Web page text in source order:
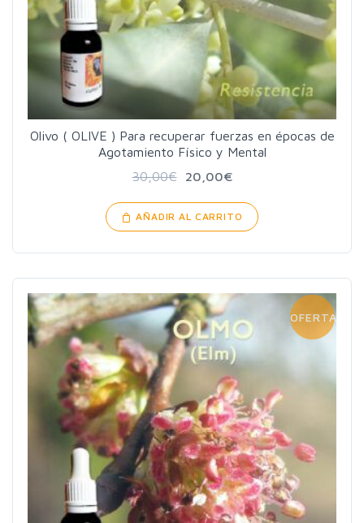
Olivo ( OLIVE ) Para recuperar fuerzas en épocas de
Agotamiento Físico y Mental
30,00€ 20,00€
AÑADIR AL CARRITO
OFERTA!